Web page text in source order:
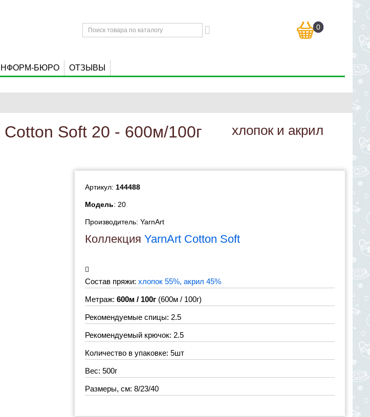
0
БЮРО ОТЗЫВЫ
Soft 20 - 600м/100г хлопок и акрил
Артикул: 144488
Модель: 20
Производитель: YarnArt
Коллекция YarnArt Cotton Soft
Состав пряжи: хлопок 55%, акрил 45%
Метраж: 600м / 100г(600м / 100г)
Рекомендуемые спицы: 2.5
Рекомендуемый крючок: 2.5
Количество в упаковке: 5шт
Вес: 500г
Размеры, см: 8/23/40